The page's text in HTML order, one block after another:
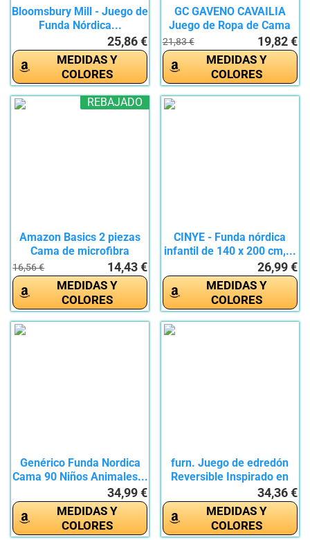
Bloomsbury Mill - Juego de
Funda Nórdica...
25,86 €
MEDIDAS Y
COLORES
GC GAVENO CAVAILIA
Juego de Ropa de Cama
21,83 € 19,82 €
MEDIDAS Y
COLORES
REBAJADO
Amazon Basics 2 piezas
Cama de microfibra
16,56 € 14,43 €
MEDIDAS Y
COLORES
CINYE - Funda nórdica
infantil de 140 x 200 cm,...
26,99 €
MEDIDAS Y
COLORES
Genérico Funda Nordica
Cama 90 Niños Animales...
34,99 €
MEDIDAS Y
COLORES
furn. Juego de edredón
Reversible Inspirado en
34,36 €
MEDIDAS Y
COLORES